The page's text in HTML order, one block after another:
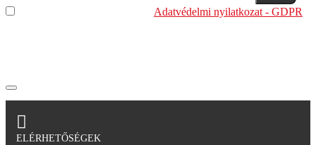
Adatvédelmi nyilatkozat - GDPR
ELÉRHETŐSÉGEK